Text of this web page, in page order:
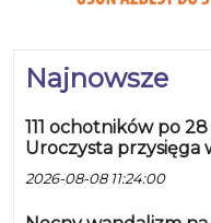
Najnowsze
111 ochotników po
Uroczysta przysięga
2026-08-08 11:24:00